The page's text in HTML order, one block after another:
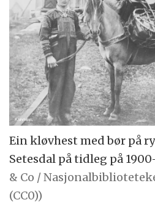
Ein kløvhest med bør på
Setesdal på tidleg på
& Co /
(CC0))